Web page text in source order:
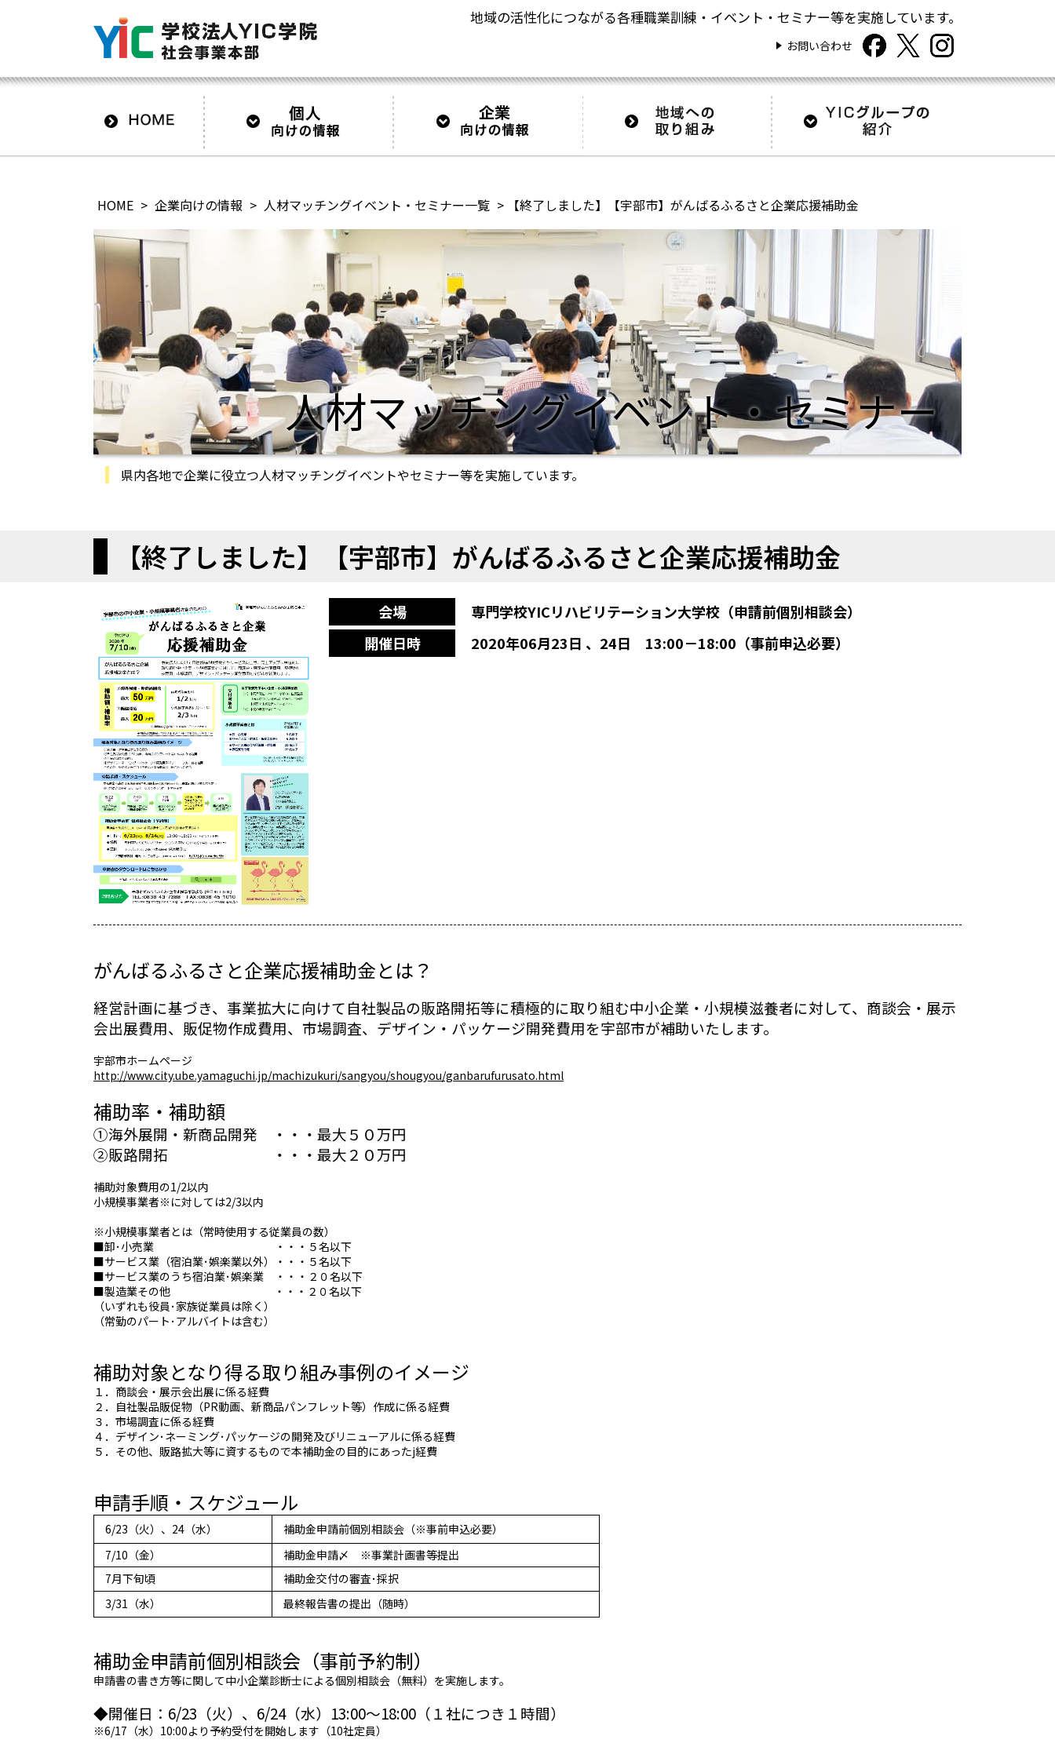
地域の活性化につながる各種職業訓練・イベント・セミナー等を実施しています。
お問い合わせ
HOME > 企業向けの情報 > 人材マッチングイベント・セミナー一覧 > 【終了しました】【宇部市】がんばるふるさと企業応援補助金
人材マッチングイベント・セミナー
県内各地で企業に役立つ人材マッチングイベントやセミナー等を実施しています。
【終了しました】【宇部市】がんばるふるさと企業応援補助金
会場
専門学校YICリハビリテーション大学校（申請前個別相談会）
開催日時
2020年06月23日 、24日 13:00－18:00（事前申込必要）
がんばるふるさと企業応援補助金とは？
経営計画に基づき、事業拡大に向けて自社製品の販路開拓等に積極的に取り組む中小企業・小規模滋養者に対して、商談会・展示
会出展費用、販促物作成費用、市場調査、デザイン・パッケージ開発費用を宇部市が補助いたします。
宇部市ホームページ
http://www.city.ube.yamaguchi.jp/machizukuri/sangyou/shougyou/ganbarufurusato.html
補助率・補助額
①海外展開・新商品開発 ・・・最大５０万円
②販路開拓 ・・・最大２０万円
補助対象費用の1/2以内
小規模事業者※に対しては2/3以内
※小規模事業者とは（常時使用する従業員の数）
■卸･小売業 ・・・５名以下
■サービス業（宿泊業･娯楽業以外）・・・５名以下
■サービス業のうち宿泊業･娯楽業 ・・・２０名以下
■製造業その他 ・・・２０名以下
（いずれも役員･家族従業員は除く）
（常勤のパート･アルバイトは含む）
補助対象となり得る取り組み事例のイメージ
１．商談会・展示会出展に係る経費
２．自社製品販促物（PR動画、新商品パンフレット等）作成に係る経費
３．市場調査に係る経費
４．デザイン･ネーミング･パッケージの開発及びリニューアルに係る経費
５．その他、販路拡大等に資するもので本補助金の目的にあったj経費
申請手順・スケジュール
6/23（火）、24（水）
補助金申請前個別相談会（※事前申込必要）
7/10（金）
補助金申請〆 ※事業計画書等提出
7月下旬頃
補助金交付の審査･採択
3/31（水）
最終報告書の提出（随時）
補助金申請前個別相談会（事前予約制）
申請書の書き方等に関して中小企業診断士による個別相談会（無料）を実施します。
◆開催日：6/23（火）、6/24（水）13:00～18:00（１社につき１時間）
※6/17（水）10:00より予約受付を開始します（10社定員）